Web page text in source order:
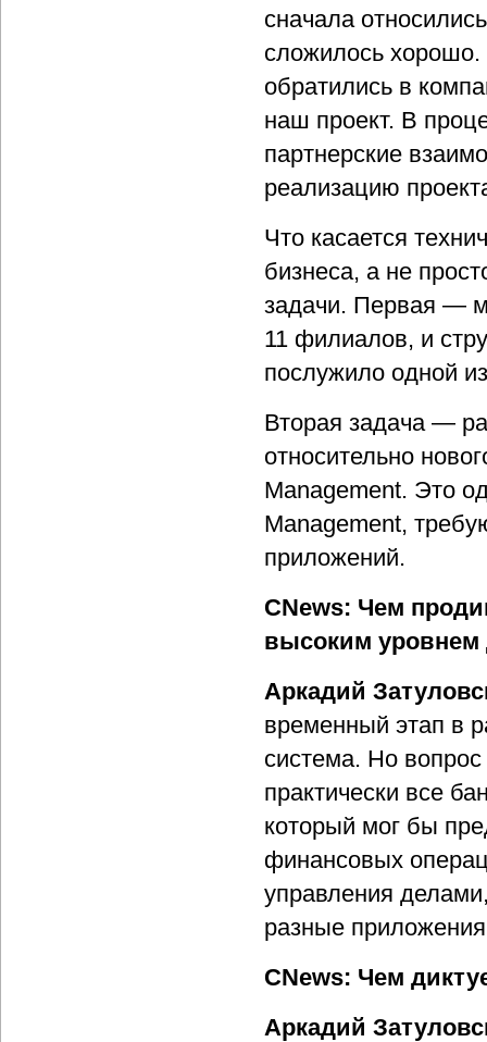
сначала
сложилось хорошо.
обратились в
наш проект. В
партнерские
реализацию
Что касается
бизнеса, а не
задачи. Первая —
11 филиалов, и
послужило одной
Вторая задача —
относительно
Management. Это
Management,
приложений.
CNews: Чем
высоким уровнем
Аркадий
временный этап в
система. Но
практически все
который мог бы
финансовых
управления
разные
CNews: Чем
Аркадий